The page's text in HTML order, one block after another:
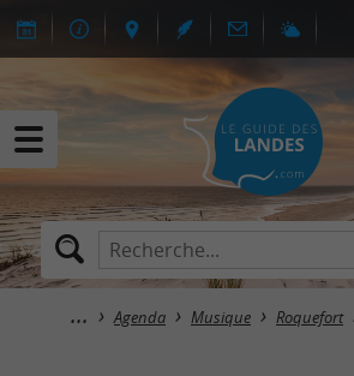
Agenda Musique Roquefort